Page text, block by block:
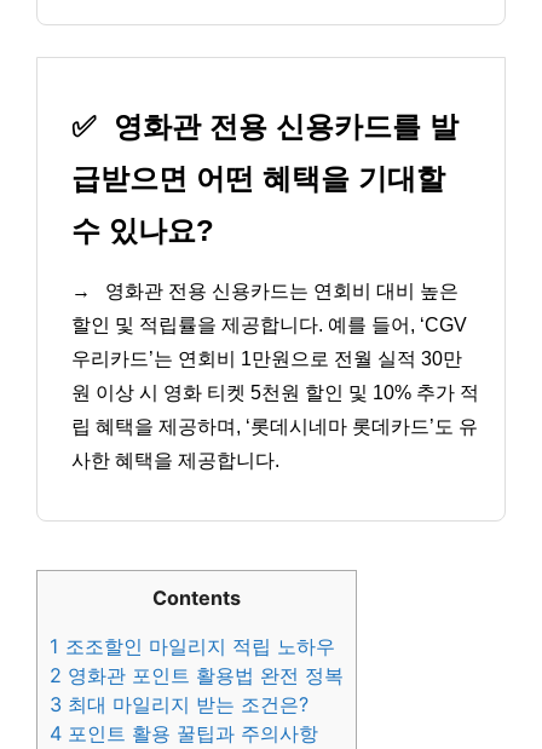
✅
영화관 전용 신용카드를 발
급받으면 어떤 혜택을 기대할
수 있나요?
→
영화관 전용 신용카드는 연회비 대비 높은
할인 및 적립률을 제공합니다. 예를 들어, ‘CGV
우리카드’는 연회비 1만원으로 전월 실적 30만
원 이상 시 영화 티켓 5천원 할인 및 10% 추가 적
립 혜택을 제공하며, ‘롯데시네마 롯데카드’도 유
사한 혜택을 제공합니다.
Contents
1 조조할인 마일리지 적립 노하우
2 영화관 포인트 활용법 완전 정복
3 최대 마일리지 받는 조건은?
4 포인트 활용 꿀팁과 주의사항